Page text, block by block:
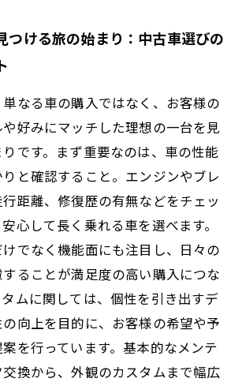
はのアドバイス
ライフの完成：満足度を高める中
カスタムの総まとめ
に迷ったら知っておきたい5つの
差をつける！あなたの車を特別に
つける旅の始まり：中古車選びの
なる車の購入ではなく、お客様の
好みにマッチした理想の一台を見
です。まず重要なのは、車の性能
と確認すること。エンジンやブレ
距離、修復歴の有無などをチェッ
心して長く乗れる車を選べます。
でなく機能面にも注目し、日々の
ることが満足度の高い購入につな
ムに関しては、個性を引き出すデ
向上を目的に、お客様の希望や予
を行っています。基本的なメンテ
換から、外観のカスタムまで幅広